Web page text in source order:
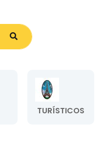
TURÍSTICOS